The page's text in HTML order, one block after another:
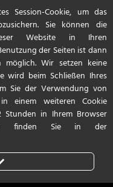
Start Kontakt / Anfahrt
Session-Cookie, um das
Sie können die
Website in Ihren
der Seiten ist dann
möglich. Wir setzen keine
wird beim Schließen Ihres
Sie der Verwendung von
einem weiteren Cookie
Stunden in Ihrem Browser
finden Sie in der